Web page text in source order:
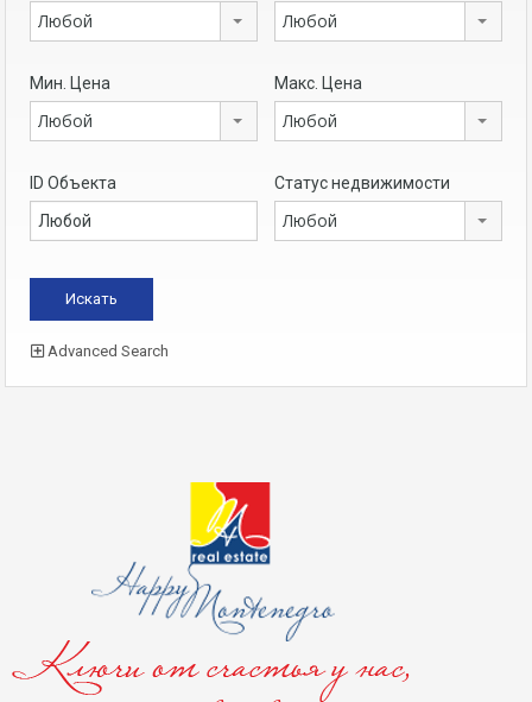
Любой Любой
Мин. Цена
Любой
Макс. Цена
Любой
ID Объекта Статус недвижимости
Любой
Advanced Search